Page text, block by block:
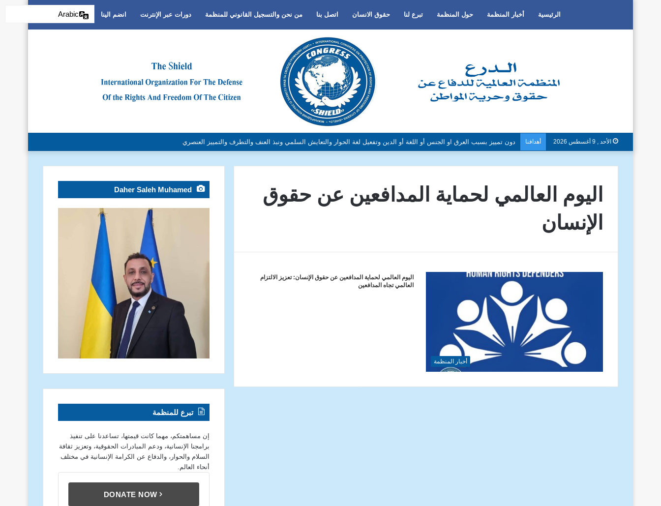
الرئيسية أخبار المنظمة حول المنظمة تبرع لنا حقوق الانسان اتصل بنا من نحن والتسجيل القانوني للمنظمة دورات عبر الإنترنت انضم الينا
الأحد , 9 أغسطس 2026 أهدافنا دون تمييز بسبب العرق او الجنس أو اللغة أو الدين وتفعيل لغة الحوار والتعايش السلمي ونبذ العنف والتطرف والتمييز العنصري
اليوم العالمي لحماية المدافعين عن حقوق
الإنسان
أخبار المنظمة
اليوم العالمي لحماية المدافعين عن حقوق الإنسان: تعزيز الالتزام
العالمي تجاه المدافعين
Daher Saleh Muhamed
تبرع للمنظمة
إن مساهمتكم، مهما كانت قيمتها، تساعدنا على تنفيذ
برامجنا الإنسانية، ودعم المبادرات الحقوقية، وتعزيز ثقافة
السلام والحوار، والدفاع عن الكرامة الإنسانية في مختلف
أنحاء العالم.
DONATE NOW
Arabic